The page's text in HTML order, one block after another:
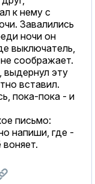
к нему с
Завалились
ночи он
выключатель,
соображает.
выдернул эту
вставил.
пока-пока - и
письмо:
напиши, где -